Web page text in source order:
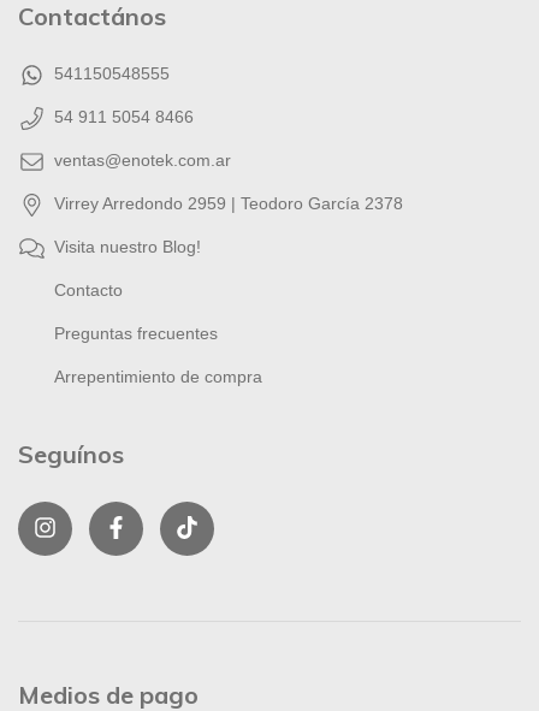
Contactános
541150548555
54 911 5054 8466
ventas@enotek.com.ar
Virrey Arredondo 2959 | Teodoro García 2378
Visita nuestro Blog!
Contacto
Preguntas frecuentes
Arrepentimiento de compra
Seguínos
Medios de pago